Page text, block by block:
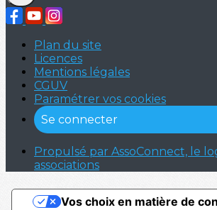
Plan du site
Licences
Mentions légales
CGUV
Paramétrer vos cookies
Se connecter
Propulsé par AssoConnect, le
associations
Vos choix en matière de